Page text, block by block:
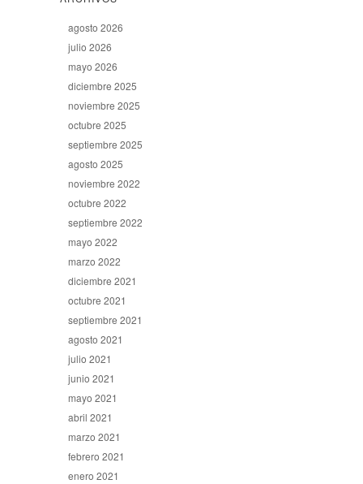
agosto 2026
julio 2026
mayo 2026
diciembre 2025
noviembre 2025
octubre 2025
septiembre 2025
agosto 2025
noviembre 2022
octubre 2022
septiembre 2022
mayo 2022
marzo 2022
diciembre 2021
octubre 2021
septiembre 2021
agosto 2021
julio 2021
junio 2021
mayo 2021
abril 2021
marzo 2021
febrero 2021
enero 2021